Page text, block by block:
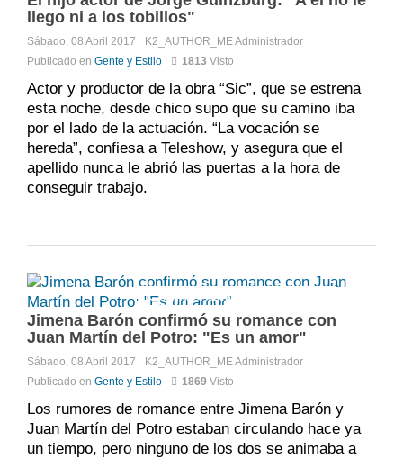
llego ni a los tobillos"
Sábado, 08 Abril 2017 K2_AUTHOR_MEAdministrador
Publicado en Gente y Estilo 1813 Visto
Actor y productor de la obra “Sic”, que se estrena
esta noche, desde chico supo que su camino iba
por el lado de la actuación. “La vocación se
hereda”, confiesa a Teleshow, y asegura que el
apellido nunca le abrió las puertas a la hora de
conseguir trabajo.
Comments:No hay comentarios
Jimena Barón confirmó su romance con
Juan Martín del Potro: "Es un amor"
Sábado, 08 Abril 2017 K2_AUTHOR_MEAdministrador
Publicado en Gente y Estilo 1869 Visto
Los rumores de romance entre Jimena Barón y
Juan Martín del Potro estaban circulando hace ya
un tiempo, pero ninguno de los dos se animaba a